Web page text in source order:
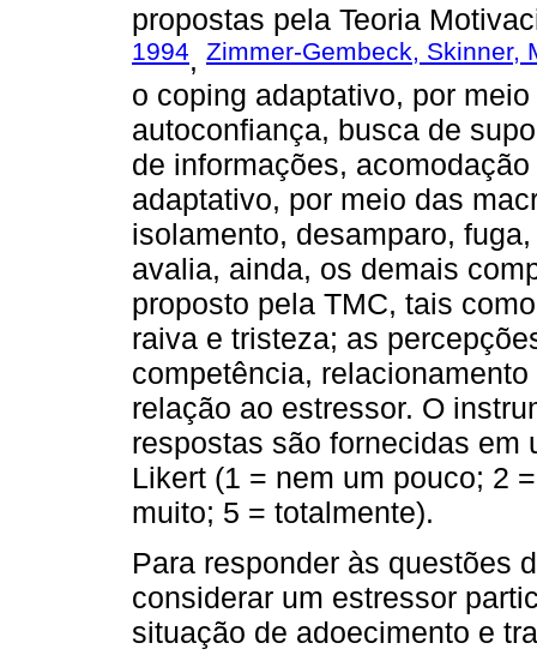
propostas pela Teoria
1994, Zimmer-Gembeck, Skinner,
o coping adaptativo, por
autoconfiança, busca de
de informações,
adaptativo, por meio das
isolamento, desamparo,
avalia, ainda, os demais
proposto pela TMC, tais
raiva e tristeza; as
competência,
relação ao estressor. O
respostas são fornecidas em
Likert (1 = nem um pouco; 2
muito; 5 = totalmente).
Para responder às questões
considerar um estressor
situação de adoecimento e